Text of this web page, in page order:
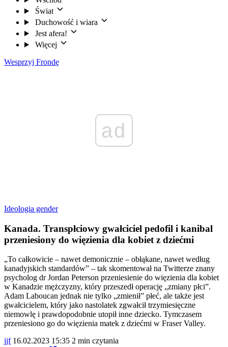
Świat
Duchowość i wiara
Jest afera!
Więcej
Wesprzyj Frondę
ad
Ideologia gender
Kanada. Transpłciowy gwałciciel pedofil i kanibal
przeniesiony do więzienia dla kobiet z dziećmi
„To całkowicie – nawet demonicznie – obłąkane, nawet według
kanadyjskich standardów” – tak skomentował na Twitterze znany
psycholog dr Jordan Peterson przeniesienie do więzienia dla kobiet
w Kanadzie mężczyzny, który przeszedł operację „zmiany płci”.
Adam Laboucan jednak nie tylko „zmienił” płeć, ale także jest
gwałcicielem, który jako nastolatek zgwałcił trzymiesięczne
niemowlę i prawdopodobnie utopił inne dziecko. Tymczasem
przeniesiono go do więzienia matek z dziećmi w Fraser Valley.
jjf 16.02.2023 15:35 2 min czytania